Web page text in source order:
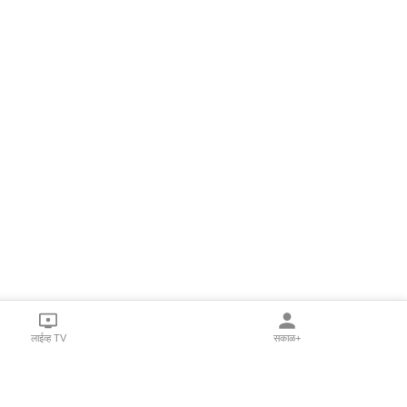
लाईव्ह TV सकाळ+